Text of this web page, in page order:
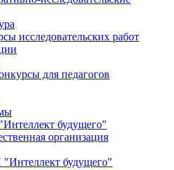
исследовательских работ
для педагогов
будущего"
организация
будущего"